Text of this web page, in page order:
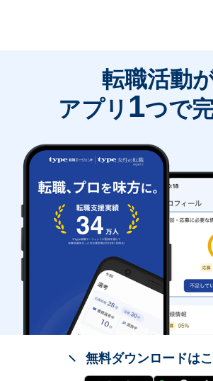
転職活動
アプリ 1つで
無料ダウンロードは